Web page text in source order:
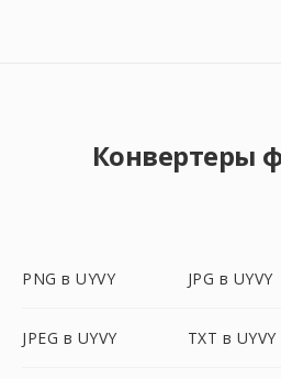
Конвертеры
PNG в UYVY JPG в UYVY
JPEG в UYVY TXT в UYVY